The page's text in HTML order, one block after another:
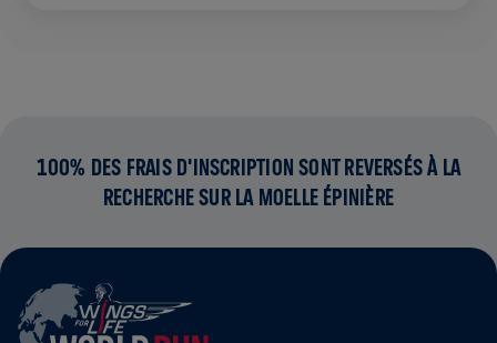
100% DES FRAIS D'INSCRIPTION SONT REVERSÉS À LA
RECHERCHE SUR LA MOELLE ÉPINIÈRE